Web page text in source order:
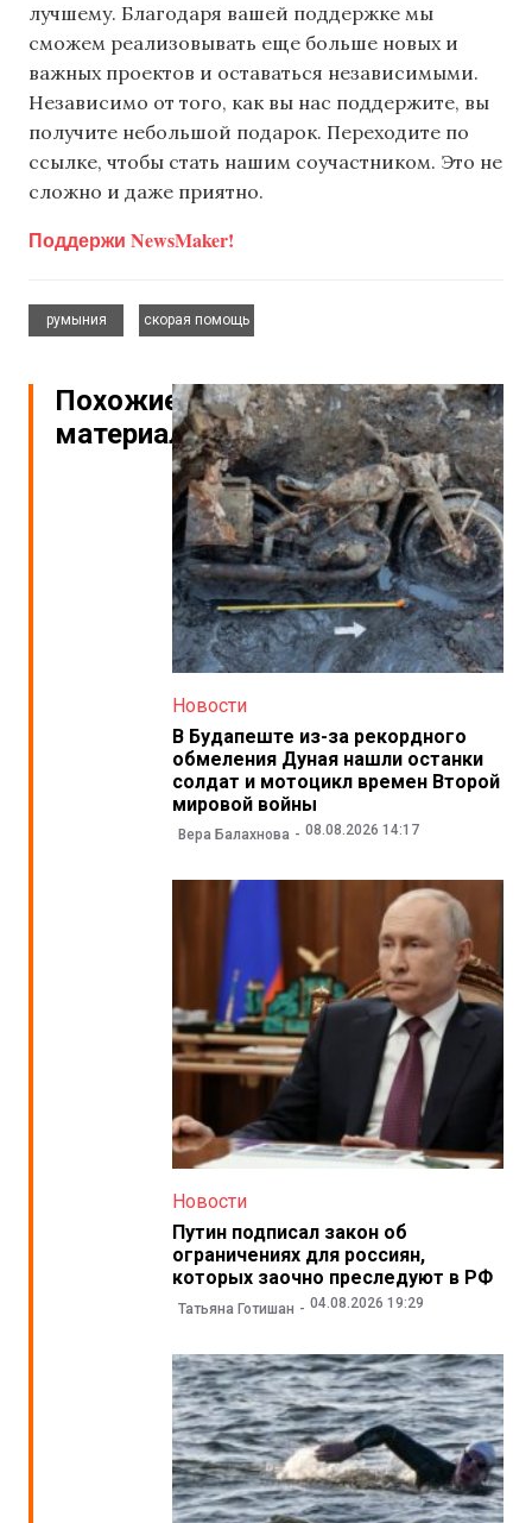
лучшему. Благодаря вашей поддержке мы
сможем реализовывать еще больше новых и
важных проектов и оставаться независимыми.
Независимо от того, как вы нас поддержите, вы
получите небольшой подарок. Переходите по
ссылке, чтобы стать нашим соучастником. Это не
сложно и даже приятно.
Поддержи NewsMaker!
румыния
скорая помощь
Похожие
материалы
Новости
В Будапеште из-за рекордного
обмеления Дуная нашли останки
солдат и мотоцикл времен Второй
мировой войны
Вера Балахнова 08.08.2026 14:17
Новости
Путин подписал закон об
ограничениях для россиян,
которых заочно преследуют в РФ
Татьяна Готишан 04.08.2026 19:29